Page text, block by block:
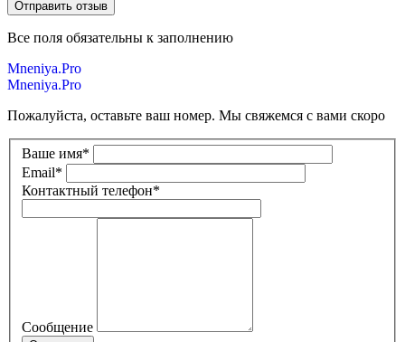
Все поля обязательны к заполнению
Mneniya.Pro
Mneniya.Pro
Пожалуйста, оставьте ваш номер. Мы свяжемся с вами скоро
Ваше имя*
Email*
Контактный телефон*
Сообщение